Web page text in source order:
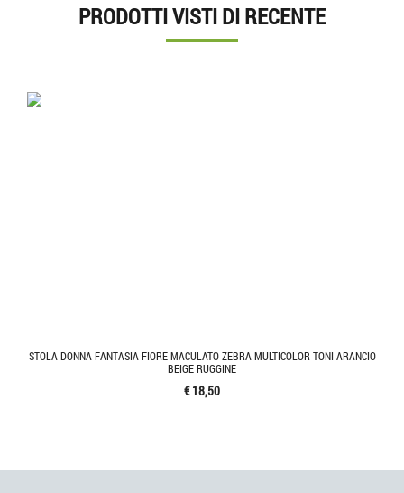
PRODOTTI VISTI DI RECENTE
'.'
STOLA DONNA FANTASIA FIORE MACULATO ZEBRA MULTICOLOR TONI ARANCIO
BEIGE RUGGINE
€ 18,50